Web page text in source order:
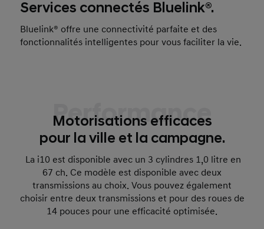
Services connectés Bluelink®.
Bluelink® offre une connectivité parfaite et des
fonctionnalités intelligentes pour vous faciliter la vie.
Performance
Motorisations efficaces
pour la ville et la campagne.
La i10 est disponible avec un 3 cylindres 1,0 litre en
67 ch. Ce modèle est disponible avec deux
transmissions au choix. Vous pouvez également
choisir entre deux transmissions et pour des roues de
14 pouces pour une efficacité optimisée.